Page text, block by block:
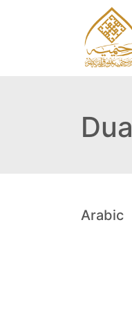
Arabic